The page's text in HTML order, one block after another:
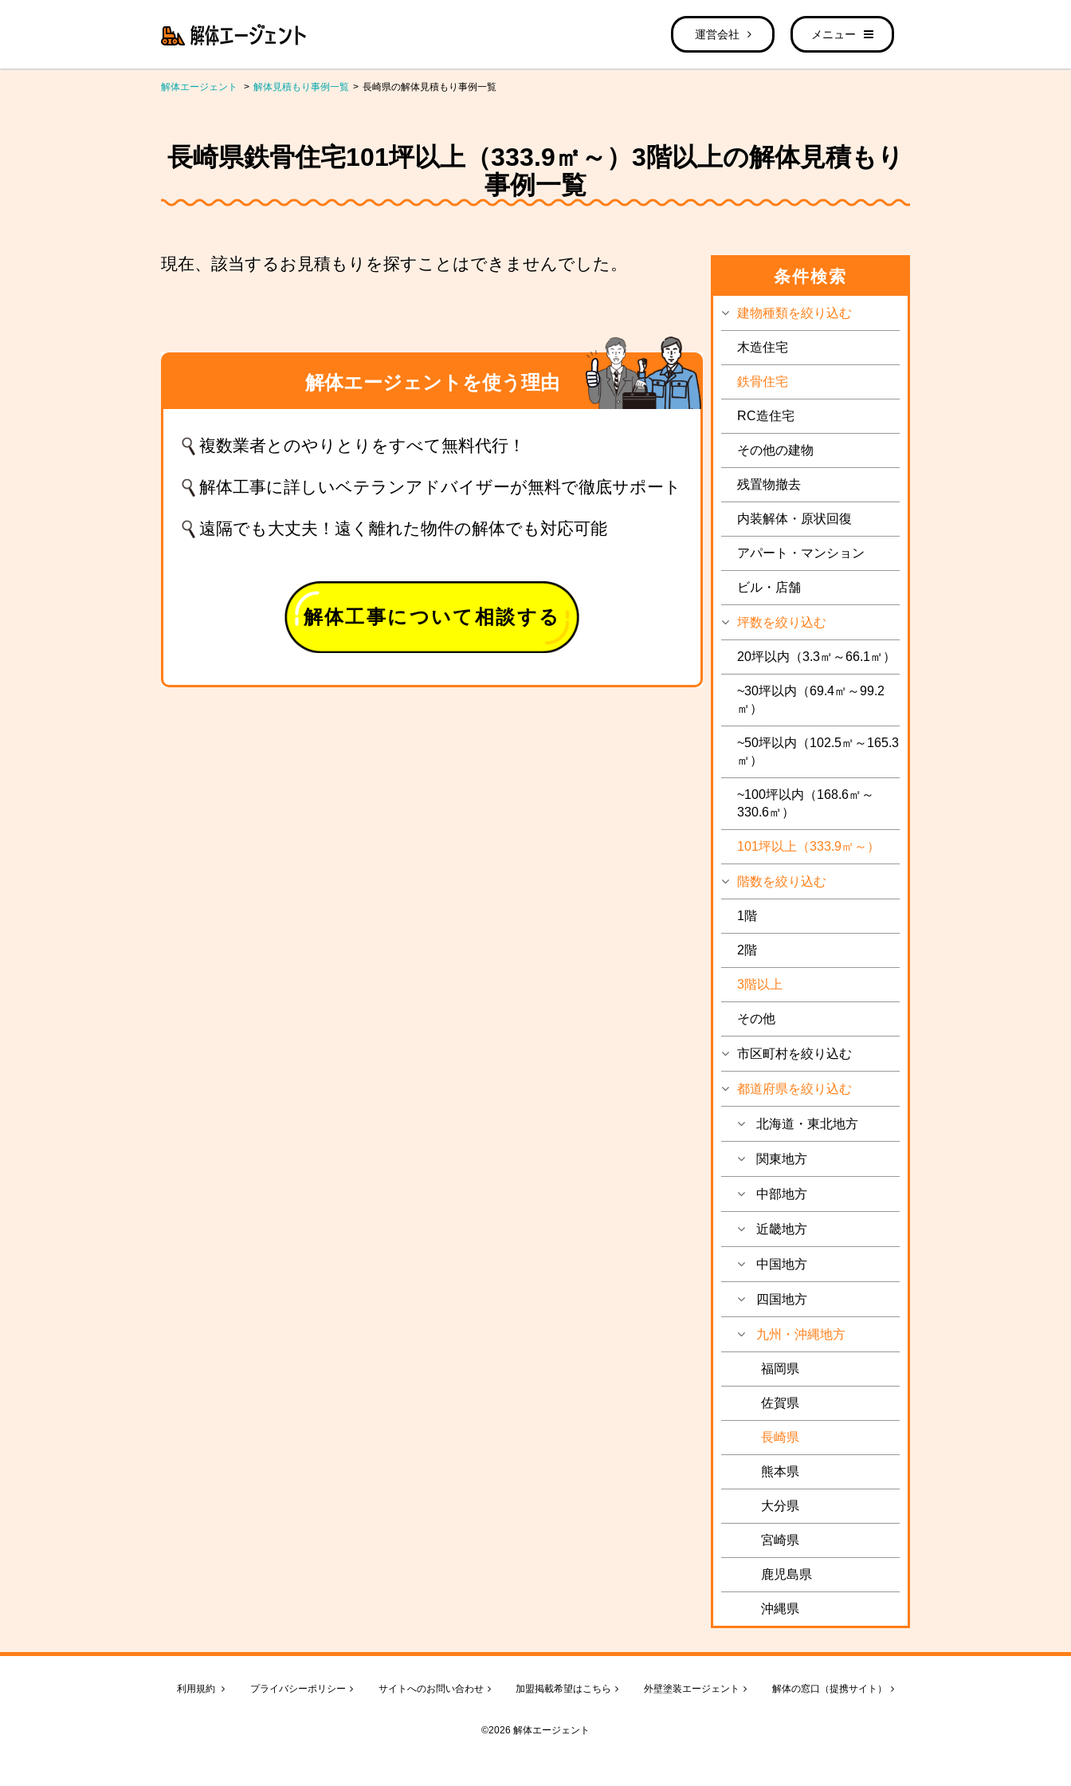
運営会社 メニュー
解体エージェント 解体見積もり事例一覧 長崎県の解体見積もり事例一覧
長崎県鉄骨住宅101坪以上（333.9㎡～）3階以上の解体見積もり
事例一覧
現在、該当するお見積もりを探すことはできませんでした。
解体エージェントを使う理由
複数業者とのやりとりをすべて無料代行！
解体工事に詳しいベテランアドバイザーが無料で徹底サポート
遠隔でも大丈夫！遠く離れた物件の解体でも対応可能
解体工事について相談する
条件検索
建物種類を絞り込む
木造住宅
鉄骨住宅
RC造住宅
その他の建物
残置物撤去
内装解体・原状回復
アパート・マンション
ビル・店舗
坪数を絞り込む
20坪以内（3.3㎡～66.1㎡）
~30坪以内（69.4㎡～99.2
㎡）
~50坪以内（102.5㎡～165.3
㎡）
~100坪以内（168.6㎡～
330.6㎡）
101坪以上（333.9㎡～）
階数を絞り込む
1階
2階
3階以上
その他
市区町村を絞り込む
都道府県を絞り込む
北海道・東北地方
関東地方
中部地方
近畿地方
中国地方
四国地方
九州・沖縄地方
福岡県
佐賀県
長崎県
熊本県
大分県
宮崎県
鹿児島県
沖縄県
利用規約 プライバシーポリシー サイトへのお問い合わせ 加盟掲載希望はこちら 外壁塗装エージェント 解体の窓口（提携サイト）
©2026 解体エージェント